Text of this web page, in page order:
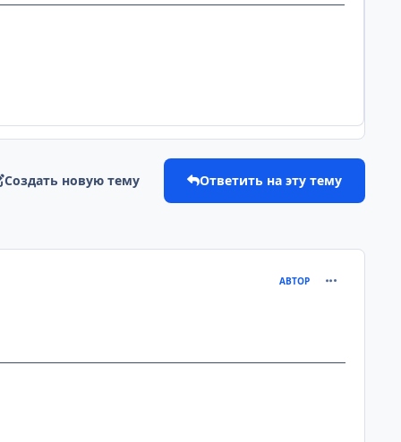
Создать новую тему Ответить на эту тему
АВТОР